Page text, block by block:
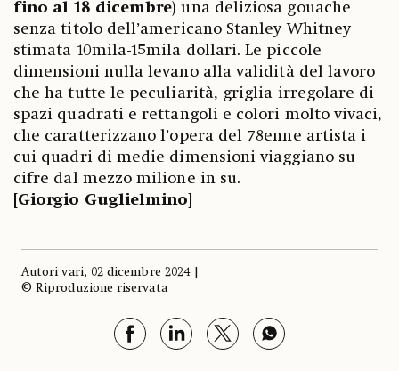
fino al 18 dicembre) una deliziosa gouache
senza titolo dell’americano Stanley Whitney
stimata 10mila-15mila dollari. Le piccole
dimensioni nulla levano alla validità del lavoro
che ha tutte le peculiarità, griglia irregolare di
spazi quadrati e rettangoli e colori molto vivaci,
che caratterizzano l’opera del 78enne artista i
cui quadri di medie dimensioni viaggiano su
cifre dal mezzo milione in su.
[Giorgio Guglielmino]
Autori vari, 02 dicembre 2024 |
© Riproduzione riservata